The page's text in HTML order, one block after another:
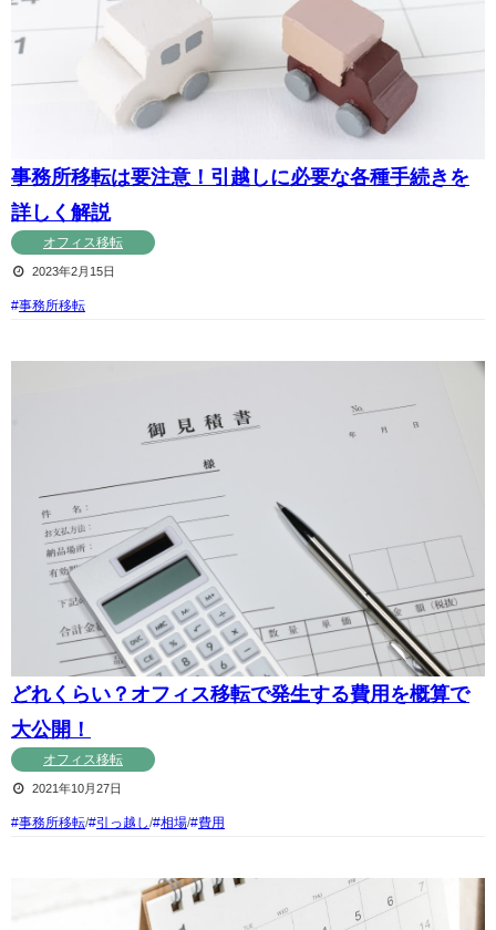
事務所移転は要注意！引越しに必要な各種手続きを
詳しく解説
オフィス移転
2023年2月15日
事務所移転
どれくらい？オフィス移転で発生する費用を概算で
大公開！
オフィス移転
2021年10月27日
事務所移転/ 引っ越し/ 相場/ 費用